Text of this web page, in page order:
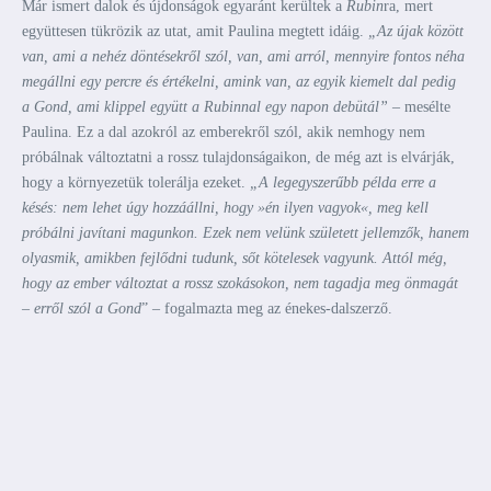
Már ismert dalok és újdonságok egyaránt kerültek a Rubinra, mert
együttesen tükrözik az utat, amit Paulina megtett idáig. „Az újak között
van, ami a nehéz döntésekről szól, van, ami arról, mennyire fontos néha
megállni egy percre és értékelni, amink van, az egyik kiemelt dal pedig
a Gond, ami klippel együtt a Rubinnal egy napon debütál” – mesélte
Paulina. Ez a dal azokról az emberekről szól, akik nemhogy nem
próbálnak változtatni a rossz tulajdonságaikon, de még azt is elvárják,
hogy a környezetük tolerálja ezeket. „A legegyszerűbb példa erre a
késés: nem lehet úgy hozzáállni, hogy »én ilyen vagyok«, meg kell
próbálni javítani magunkon. Ezek nem velünk született jellemzők, hanem
olyasmik, amikben fejlődni tudunk, sőt kötelesek vagyunk. Attól még,
hogy az ember változtat a rossz szokásokon, nem tagadja meg önmagát
– erről szól a Gond” – fogalmazta meg az énekes-dalszerző.